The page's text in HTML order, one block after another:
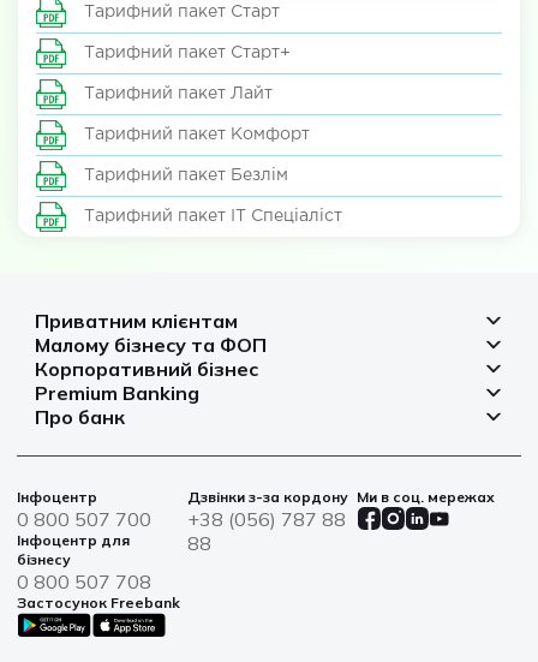
Тарифний пакет Старт
Тарифний пакет Старт+
Тарифний пакет Лайт
Тарифний пакет Комфорт
Тарифний пакет Безлім
Тарифний пакет ІТ Спеціаліст
Приватним клієнтам
Депозити
Кредити
Платіжні картки
Платежі
Іпотека
Страхування
Малому бізнесу та ФОП
Рахунок для бізнесу
Фінансування
Овердрафт
Корпоративний бізнес
Рахунки і платежі
Депозити
Агробізнес
Цінні папери
Premium Banking
Депозити
Платіжні картки
Банківські сейфи
Військові облігації
Центри обслуговування
Про банк
Новини
Фінансова звітність
Сталий розвиток
Інформація для акціонерів та стейкхолдерів
Інфоцентр
0 800 507 700
Інфоцентр для
бізнесу
0 800 507 708
Дзвінки з-за кордону
+38 (056) 787 88
88
Ми в соц. мережах
Застосунок Freebank